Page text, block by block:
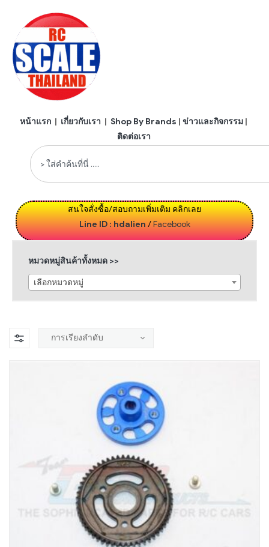
หน้าแรก | เกี่ยวกับเรา | Shop By Brands | ข่าวและกิจกรรม |
ติดต่อเรา
สนใจสั่งซื้อ/สอบถามเพิ่มเติม คลิกเลย
Line ID : hdalien/Facebook
หมวดหมู่สินค้าทั้งหมด >>
เลือกหมวดหมู่